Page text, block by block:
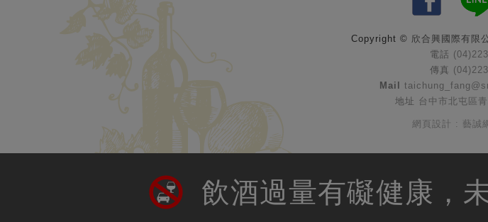
飲酒過量有礙健康，
Copyright © 欣合興國際有限
電話
傳真
Mail
地址 台中市北屯區
網頁設計 : 藝誠